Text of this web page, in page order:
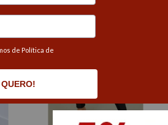
de Política de
QUERO!